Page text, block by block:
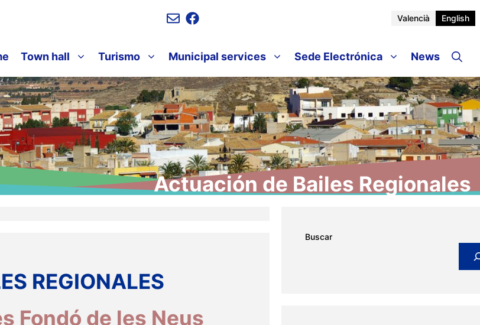
Valencià English
Town hall Turismo Municipal services Sede Electrónica News
Actuación de Bailes Regionales
REGIONALES
Fondó de les Neus
Buscar